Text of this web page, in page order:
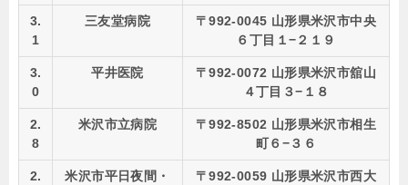
3.
1
三友堂病院
〒992-0045 山形県米沢市中央
６丁目１−２１９
3.
0
平井医院
〒992-0072 山形県米沢市舘山
４丁目３−１８
2.
8
米沢市立病院
〒992-8502 山形県米沢市相生
町６−３６
2.
米沢市平日夜間・
〒992-0059 山形県米沢市西大